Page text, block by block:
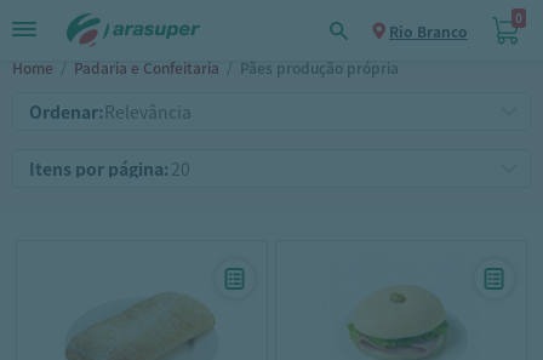
Rio Branco
0
Home / Padaria e Confeitaria / Pães produção própria
Ordenar:
Itens por página: